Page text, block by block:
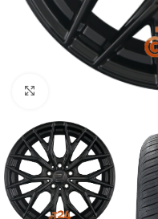
Zum Vergrößern klicken